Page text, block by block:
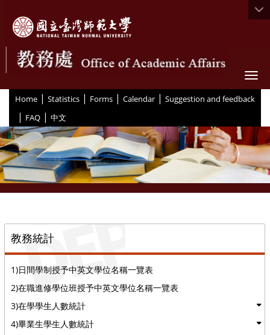
Home | Statistics | Forms | Calendar | Suggestion and feedback
| FAQ | 中文
教務統計
1)日間學制授予中英文學位名稱一覽表
2)在職進修學位班授予中英文學位名稱一覽表
3)在學學生人數統計
4)畢業生學生人數統計